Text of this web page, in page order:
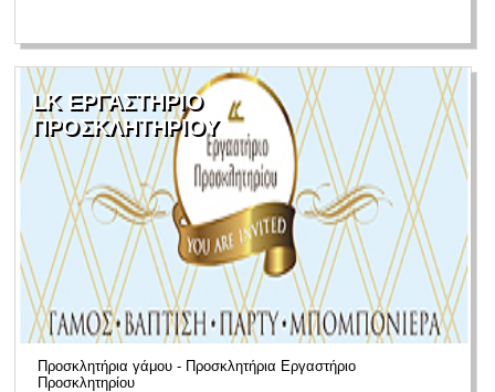
LK ΕΡΓΑΣΤΗΡΙΟ
ΠΡΟΣΚΛΗΤΗΡΙΟΥ
Προσκλητήρια γάμου - Προσκλητήρια Εργαστήριο
Προσκλητηρίου